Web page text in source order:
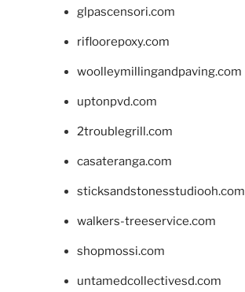
glpascensori.com
rifloorepoxy.com
woolleymillingandpaving.com
uptonpvd.com
2troublegrill.com
casateranga.com
sticksandstonesstudiooh.com
walkers-treeservice.com
shopmossi.com
untamedcollectivesd.com